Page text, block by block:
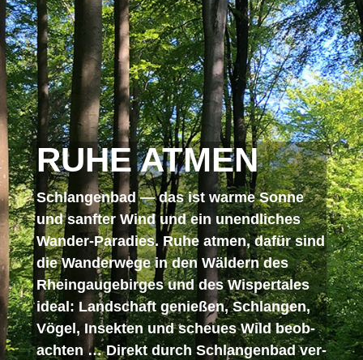
RUHE AT­MEN
Schlan­gen­bad — das ist war­me Son­ne
und sanf­ter Wind und ein un­end­li­ches
Wan­der-Pa­ra­dies. Ruhe at­men, da­für sind
die Wan­der­we­ge in den Wäl­dern des
Rheing­au­ge­bir­ges und des Wis­per­ta­les
ide­al: Land­schaft ge­nie­ßen, Schlan­gen,
Vö­gel, In­sek­ten und scheu­es Wild be­ob­
ach­ten … Di­rekt durch Schlan­gen­bad ver­